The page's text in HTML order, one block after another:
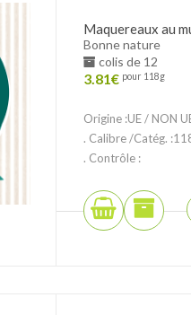
Maquereaux au
Bonne nature
colis de 12
3.81€ pour 118g
Origine :UE / NON
. Calibre /Catég.
. Contrôle :